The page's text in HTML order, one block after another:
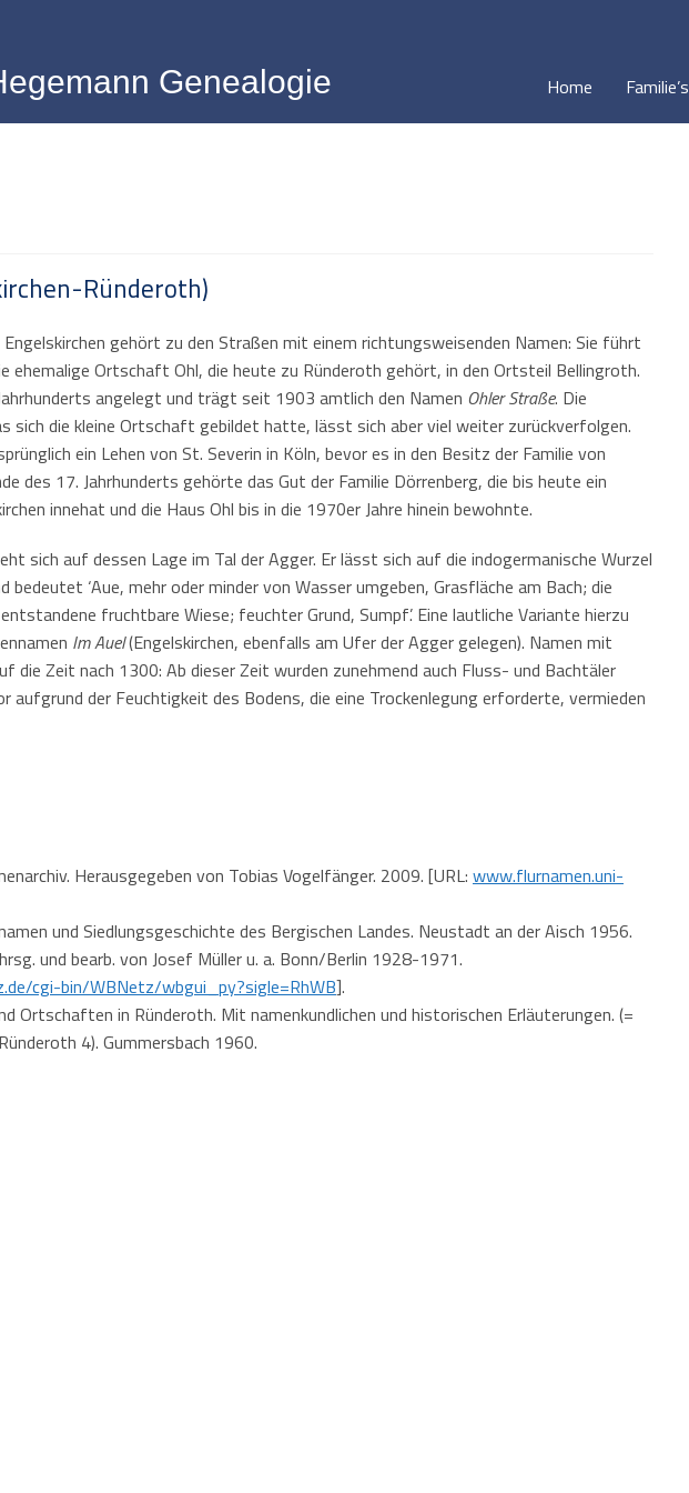
Genealogie Home Familie’s
Ründeroth)
gehört zu den Straßen mit einem richtungsweisenden Namen: Sie führt
ehemalige Ortschaft Ohl, die heute zu Ründeroth gehört, in den Ortsteil Bellingroth.
angelegt und trägt seit 1903 amtlich den Namen Ohler Straße. Die
sich die kleine Ortschaft gebildet hatte, lässt sich aber viel weiter zurückverfolgen.
ein Lehen von St. Severin in Köln, bevor es in den Besitz der Familie von
des 17. Jahrhunderts gehörte das Gut der Familie Dörrenberg, die bis heute ein
innehat und die Haus Ohl bis in die 1970er Jahre hinein bewohnte.
sich auf dessen Lage im Tal der Agger. Er lässt sich auf die indogermanische Wurzel
bedeutet ‘Aue, mehr oder minder von Wasser umgeben, Grasfläche am Bach; die
fruchtbare Wiese; feuchter Grund, Sumpf’. Eine lautliche Variante hierzu
Im Auel(Engelskirchen, ebenfalls am Ufer der Agger gelegen). Namen mit
die Zeit nach 1300: Ab dieser Zeit wurden zunehmend auch Fluss- und Bachtäler
aufgrund der Feuchtigkeit des Bodens, die eine Trockenlegung erforderte, vermieden
Herausgegeben von Tobias Vogelfänger. 2009. [URL: www.flurnamen.uni-
und Siedlungsgeschichte des Bergischen Landes. Neustadt an der Aisch 1956.
und bearb. von Josef Müller u. a. Bonn/Berlin 1928-1971.
cgi-bin/WBNetz/wbgui_py?sigle=RhWB].
Ortschaften in Ründeroth. Mit namenkundlichen und historischen Erläuterungen. (=
4). Gummersbach 1960.